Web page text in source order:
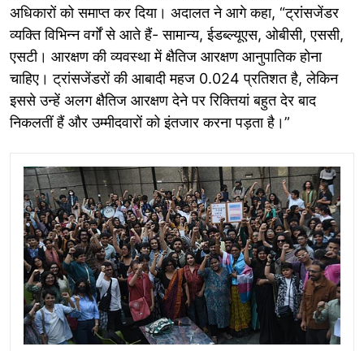
अधिकारों को समाप्त कर दिया। अदालत ने आगे कहा, “ट्रांसजेंडर
व्यक्ति विभिन्न वर्गों से आते हैं- सामान्य, ईडब्ल्यूएस, ओबीसी, एससी,
एसटी। आरक्षण की व्यवस्था में क्षैतिज आरक्षण आनुपातिक होना
चाहिए। ट्रांसजेंडरों की आबादी महज 0.024 प्रतिशत है, लेकिन
इससे उन्हें अलग क्षैतिज आरक्षण देने पर रिक्तियां बहुत देर बाद
निकलतीं हैं और उम्मीदवारों को इंतजार करना पड़ता है।”